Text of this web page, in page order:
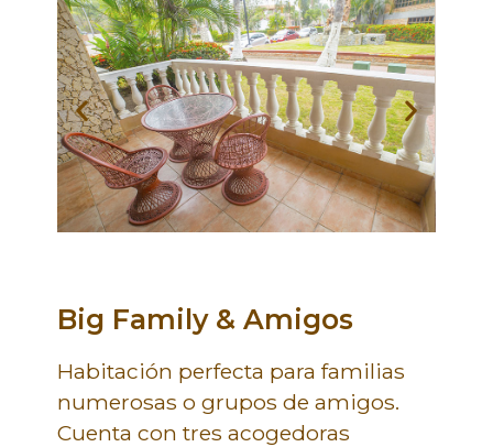
Big Family & Amigos
Habitación perfecta para familias
numerosas o grupos de amigos.
Cuenta con tres acogedoras